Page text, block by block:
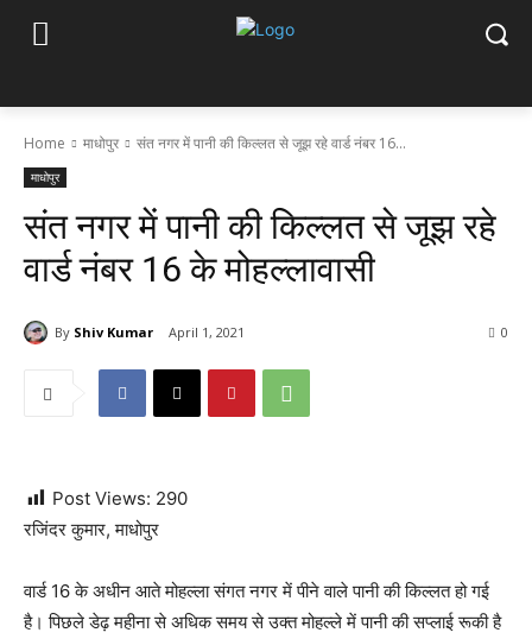
Home माधोपुर संत नगर में पानी की किल्लत से जूझ रहे वार्ड नंबर 16...
माधोपुर
संत नगर में पानी की किल्लत से जूझ रहे
वार्ड नंबर 16 के मोहल्लावासी
By Shiv Kumar April 1, 2021 0
Post Views: 290
रजिंदर कुमार, माधोपुर
वार्ड 16 के अधीन आते मोहल्ला संगत नगर में पीने वाले पानी की किल्लत हो गई
है। पिछले डेढ़ महीना से अधिक समय से उक्त मोहल्ले में पानी की सप्लाई रूकी है